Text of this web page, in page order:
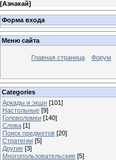
[Азнакай]
Форма входа
Меню сайта
Главная страница Форум
Categories
Аркады и экшн [101]
Настольные [9]
Головоломки [140]
Слова [1]
Поиск предметов [20]
Стратегии [5]
Другие [3]
Многопользовательские [5]